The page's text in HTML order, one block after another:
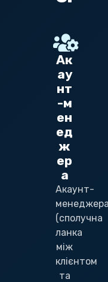
Ак
ау
нт
-м
ен
ед
ж
ер
а
Акаунт-
(сполучна
ланка
між
клієнтом
та